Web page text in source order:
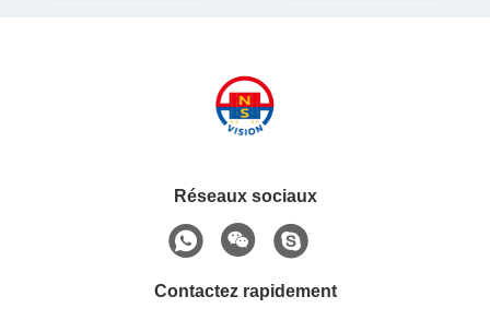
Réseaux sociaux
Contactez rapidement